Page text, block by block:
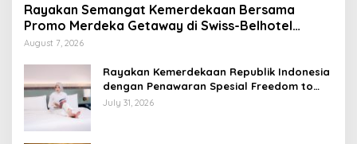
Rayakan Semangat Kemerdekaan Bersama
Promo Merdeka Getaway di Swiss-Belhotel
Lampung
August 7, 2026
Rayakan Kemerdekaan Republik Indonesia
dengan Penawaran Spesial Freedom to
Relax di Holiday Inn Lampung Bukit Randu
July 31, 2026